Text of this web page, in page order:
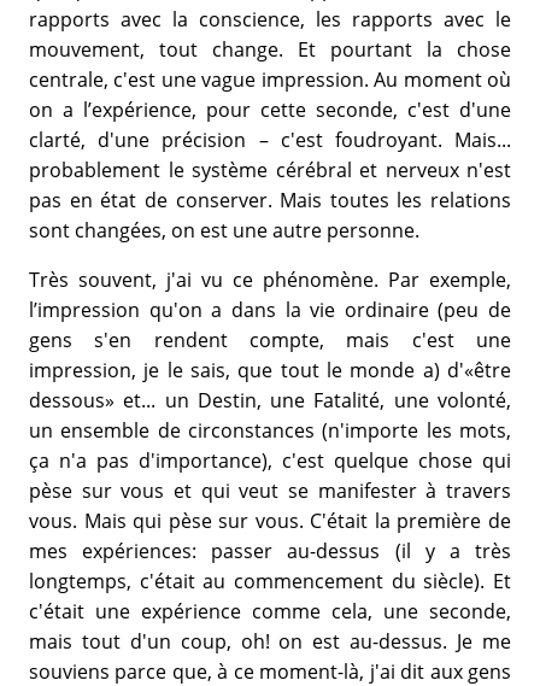
rapports avec la conscience, les rapports avec le
mouvement, tout change. Et pourtant la chose
centrale, c'est une vague impression. Au moment où
on a l’expérience, pour cette seconde, c'est d'une
clarté, d'une précision – c'est foudroyant. Mais...
probablement le système cérébral et nerveux n'est
pas en état de conserver. Mais toutes les relations
sont changées, on est une autre personne.
Très souvent, j'ai vu ce phénomène. Par exemple,
l’impression qu'on a dans la vie ordinaire (peu de
gens s'en rendent compte, mais c'est une
impression, je le sais, que tout le monde a) d'«être
dessous» et... un Destin, une Fatalité, une volonté,
un ensemble de circonstances (n'importe les mots,
ça n'a pas d'importance), c'est quelque chose qui
pèse sur vous et qui veut se manifester à travers
vous. Mais qui pèse sur vous. C'était la première de
mes expériences: passer au-dessus (il y a très
longtemps, c'était au commencement du siècle). Et
c'était une expérience comme cela, une seconde,
mais tout d'un coup, oh! on est au-dessus. Je me
souviens parce que, à ce moment-là, j'ai dit aux gens